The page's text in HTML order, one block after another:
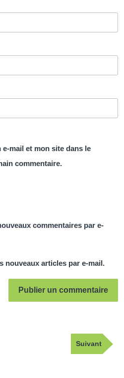
mail et mon site dans le
commentaire.
commentaires par e-
nouveaux articles par e-mail.
Article
suivant
Suivant